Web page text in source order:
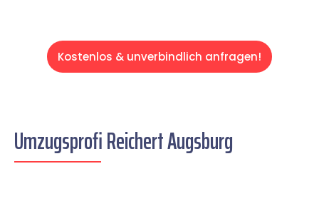
Kostenlos & unverbindlich anfragen!
Umzugsprofi Reichert Augsburg